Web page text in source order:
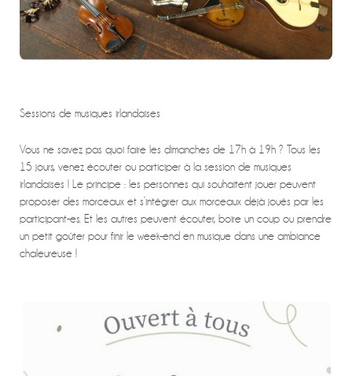
Sessions de musiques irlandaises
Vous ne savez pas quoi faire les dimanches de 17h à 19h ? Tous les
15 jours, venez écouter ou participer à la session de musiques
irlandaises ! Le principe : les personnes qui souhaitent jouer peuvent
proposer des morceaux et s’intégrer aux morceaux déjà joués par les
participant-es. Et les autres peuvent écouter, boire un coup ou prendre
un petit goûter pour finir le week-end en musique dans une ambiance
chaleureuse !